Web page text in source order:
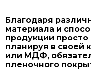
Благодаря
материала и
продукции
планируя в своей
или МДФ,
пленочного